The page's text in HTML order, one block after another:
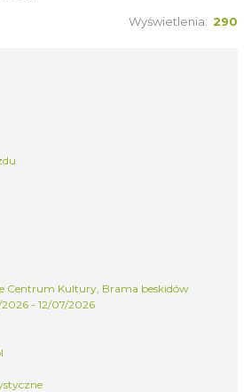
Skolnitym
Czeka
Wyświetlenia: 290
Centrum Kultury, Brama beskidów
2026 - 12/07/2026